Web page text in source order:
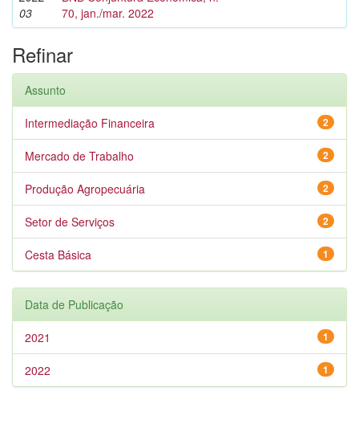
03
70, jan./mar. 2022
Refinar
Assunto
2
Intermediação Financeira
2
Mercado de Trabalho
2
Produção Agropecuária
2
Setor de Serviços
1
Cesta Básica
Data de Publicação
1
2021
1
2022